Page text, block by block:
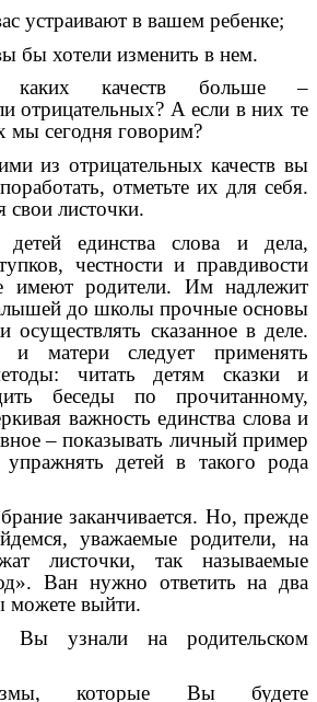
устраивают в вашем ребенке;
бы хотели изменить в нем.
каких качеств больше –
отрицательных? А если в них те
мы сегодня говорим?
из отрицательных качеств вы
отметьте их для себя.
свои листочки.
единства слова и дела,
честности и правдивости
имеют родители. Им надлежит
до школы прочные основы
сказанное в деле.
матери следует применять
читать детям сказки и
беседы по прочитанному,
важность единства слова и
– показывать личный пример
упражнять детей в такого рода
заканчивается. Но, прежде
уважаемые родители, на
листочки, так называемые
Ван нужно ответить на два
можете выйти.
узнали на родительском
которые Вы будете